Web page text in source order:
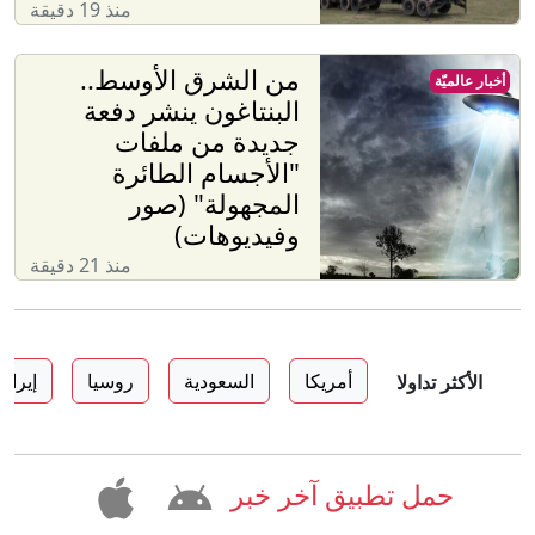
منذ 19 دقيقة
من الشرق الأوسط..
البنتاغون ينشر دفعة
جديدة من ملفات
"الأجسام الطائرة
المجهولة" (صور
وفيديوهات)
منذ 21 دقيقة
أخبار عالميّة
الأكثر تداولا أمريكا السعودية روسيا
حمل تطبيق آخر خبر